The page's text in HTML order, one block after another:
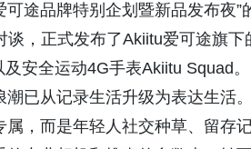
可途品牌特别企划暨新品发布夜
谈，正式发布了Akiitu爱可途旗
安全运动4G手表Akiitu Squad。
潮已从记录生活升级为表达生
属，而是年轻人社交种草、留存